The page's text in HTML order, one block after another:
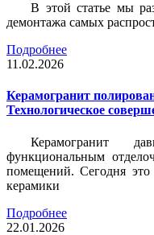
В этой статье мы
демонтажа самых
Подробнее
11.02.2026
Керамогранит
Технологическое
Керамогранит
функциональным
помещений. Сегодня
керамики
Подробнее
22.01.2026